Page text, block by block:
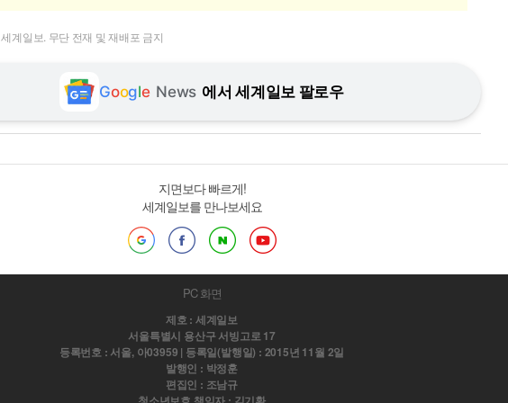
계일보. 무단 전재 및 재배포 금지
Google News 에서 세계일보 팔로우
지면보다 빠르게!
세계일보를 만나보세요
PC 화면
제호 : 세계일보
서울특별시 용산구 서빙고로 17
등록번호 : 서울, 아03959 | 등록일(발행일) : 2015년 11월 2일
발행인 : 박정훈
편집인 : 조남규